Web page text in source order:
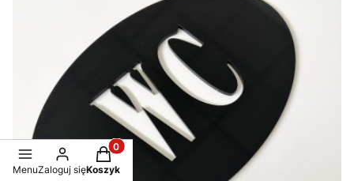
MenuZaloguj się
Produkty w koszyku: 0. Zobacz szczegóły
Koszyk